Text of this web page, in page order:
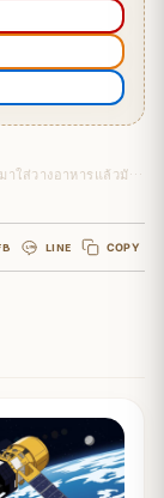
กระด้งแบบนี้ไม่เคยคิดซื้อมาใช้เลยนะ แต่พอเห็นคนญี่ปุ่นซื้อมาใส่วางอาหารแล้วมันดูเก๋ไปเลย
LINE COPY